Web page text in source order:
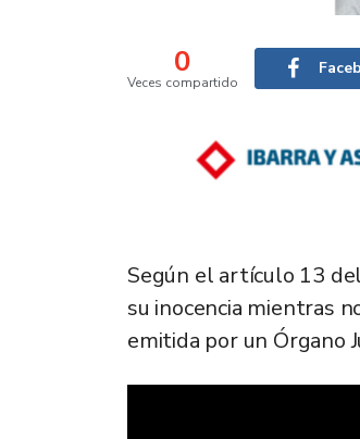
0
Veces compartido
Según el artículo 13
su inocencia mientras
emitida por un Órgano